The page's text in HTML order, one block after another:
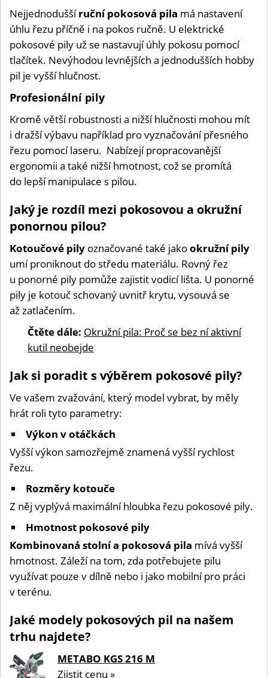
Nejjednoduššíruční pokosová pila má nastavení
úhlu řezu příčně i na pokos ručně. U elektrické
pokosové pily už se nastavují úhly pokosu pomocí
tlačítek. Nevýhodou levnějších a jednodušších hobby
pil je vyšší hlučnost.
Profesionální pily
Kromě větší robustnosti a nižší hlučnosti mohou mít
i dražší výbavu například pro vyznačování přesného
řezu pomocí laseru. Nabízejí propracovanější
ergonomii a také nižší hmotnost, což se promítá
do lepší manipulace s pilou.
Jaký je rozdíl mezi pokosovou a okružní
ponornou pilou?
Kotoučové pily označované také jakookružní pily
umí proniknout do středu materiálu. Rovný řez
u ponorné pily pomůže zajistit vodicí lišta. U ponorné
pily je kotouč schovaný uvnitř krytu, vysouvá se
až zatlačením.
Čtěte dále: Okružní pila: Proč se bez ní aktivní
kutil neobejde
Jak si poradit s výběrem pokosové pily?
Ve vašem zvažování, který model vybrat, by měly
hrát roli tyto parametry:
Výkon v otáčkách
Vyšší výkon samozřejmě znamená vyšší rychlost
řezu.
Rozměry kotouče
Z něj vyplývá maximální hloubka řezu pokosové pily.
Hmotnost pokosové pily
Kombinovaná stolní a pokosová pila mívá vyšší
hmotnost. Záleží na tom, zda potřebujete pilu
využívat pouze v dílně nebo i jako mobilní pro práci
v terénu.
Jaké modely pokosových pil na našem
trhu najdete?
METABO KGS 216 M
Zjistit cenu »